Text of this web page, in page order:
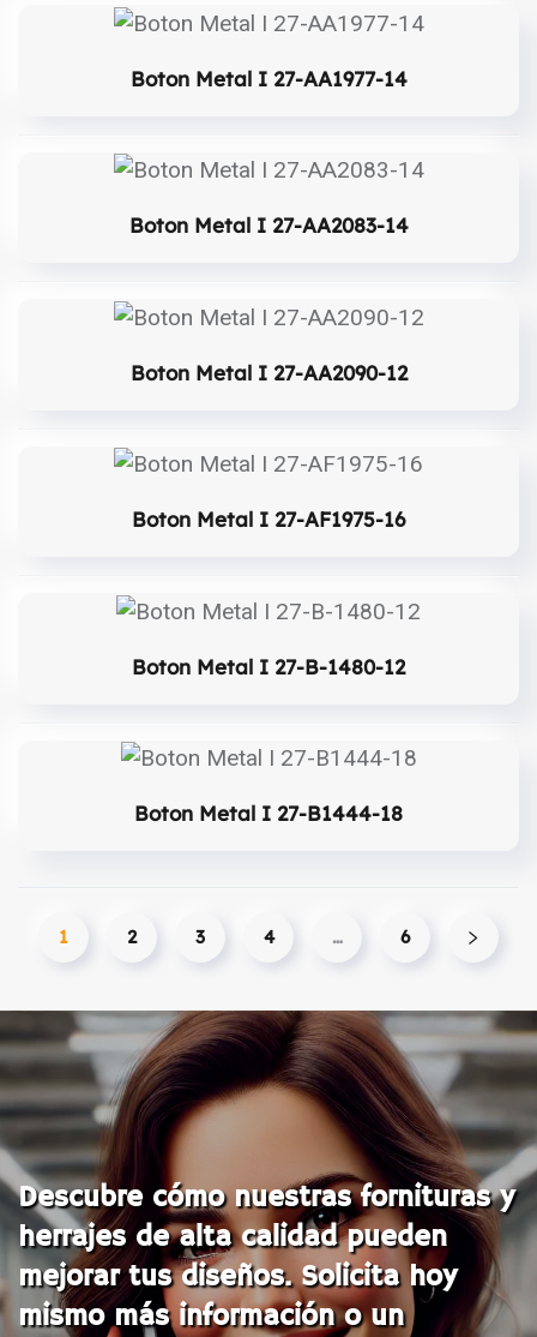
Boton Metal I 27-AA1977-14
Boton Metal I 27-AA2083-14
Boton Metal I 27-AA2090-12
Boton Metal I 27-AF1975-16
Boton Metal I 27-B-1480-12
Boton Metal I 27-B1444-18
1 2 3 4 … 6
Descubre cómo nuestras fornituras y
herrajes de alta calidad pueden
mejorar tus diseños. Solicita hoy
mismo más información o un